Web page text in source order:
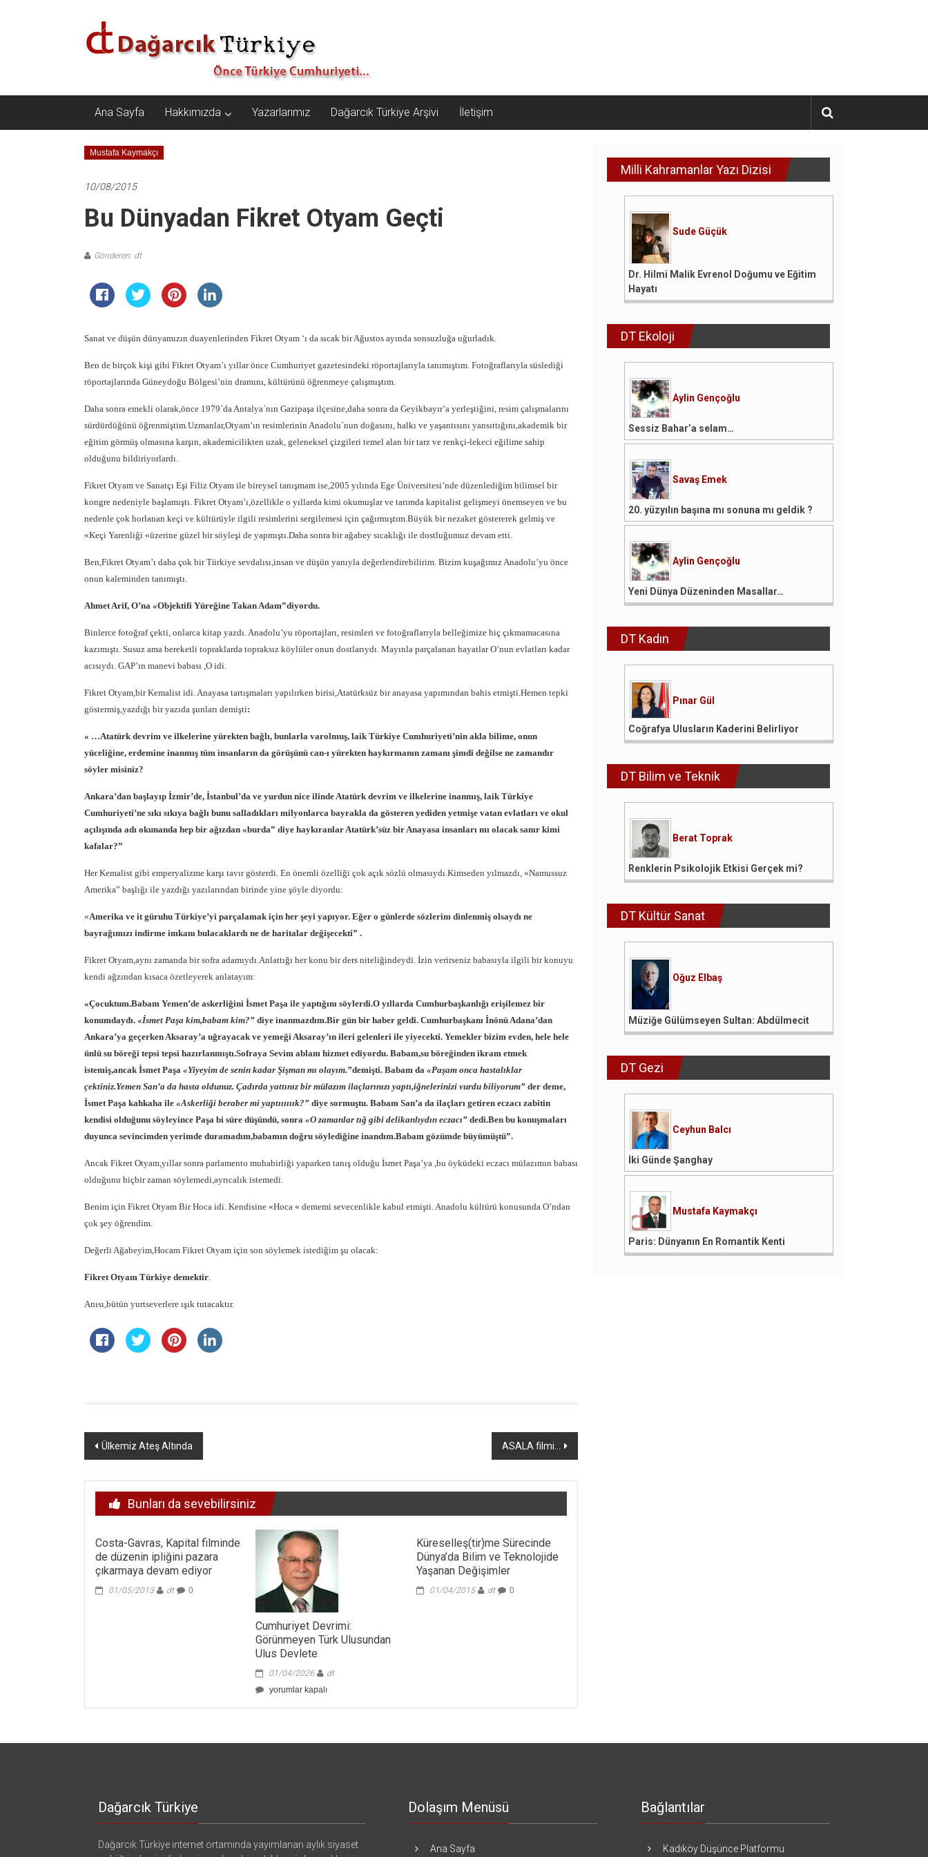
Dağarcık
Türkiye
Türkiye
Cumhuriyeti…
Ana Sayfa Hakkımızda Yazarlarımız Dağarcık Türkiye Arşivi İletişim
Mustafa Kaymakçı
10/08/2015
Bu Dünyadan Fikret Otyam Geçti
Gönderen: dt
Sanat ve düşün dünyamızın duayenlerinden Fikret Otyam ‘ı da sıcak bir Ağustos ayında sonsuzluğa uğurladık.
Ben de birçok kişi gibi Fikret Otyam’ı yıllar önce Cumhuriyet gazetesindeki röportajlarıyla tanımıştım. Fotoğraflarıyla süslediği
röportajlarında Güneydoğu Bölgesi’nin dramını, kültürünü öğrenmeye çalışmıştım.
Daha sonra emekli olarak,önce 1979´da Antalya´nın Gazipaşa ilçesine,daha sonra da Geyikbayır’a yerleştiğini, resim çalışmalarını
sürdürdüğünü öğrenmiştim.Uzmanlar,Otyam’ın resimlerinin Anadolu´nun doğasını, halkı ve yaşantısını yansıttığını,akademik bir
eğitim görmüş olmasına karşın, akademicilikten uzak, geleneksel çizgileri temel alan bir tarz ve renkçi-lekeci eğilime sahip
olduğunu bildiriyorlardı.
Fikret Otyam ve Sanatçı Eşi Filiz Otyam ile bireysel tanışmam ise,2005 yılında Ege Üniversitesi’nde düzenlediğim bilimsel bir
kongre nedeniyle başlamıştı. Fikret Otyam’ı,özellikle o yıllarda kimi okumuşlar ve tarımda kapitalist gelişmeyi önemseyen ve bu
nedenle çok horlanan keçi ve kültürüyle ilgili resimlerini sergilemesi için çağırmıştım.Büyük bir nezaket göstererek gelmiş ve
«Keçi Yarenliği «üzerine güzel bir söyleşi de yapmıştı.Daha sonra bir ağabey sıcaklığı ile dostluğumuz devam etti.
Ben,Fikret Otyam’ı daha çok bir Türkiye sevdalısı,insan ve düşün yanıyla değerlendirebilirim. Bizim kuşağımız Anadolu’yu önce
onun kaleminden tanımıştı.
Ahmet Arif, O’na «Objektifi Yüreğine Takan Adam”diyordu.
Binlerce fotoğraf çekti, onlarca kitap yazdı. Anadolu’yu röportajları, resimleri ve fotoğraflarıyla belleğimize hiç çıkmamacasına
kazımıştı. Susuz ama bereketli topraklarda topraksız köylüler onun dostlarıydı. Mayınla parçalanan hayatlar O’nun evlatları kadar
acısıydı. GAP’ın manevi babası ,O idi.
Fikret Otyam,bir Kemalist idi. Anayasa tartışmaları yapılırken birisi,Atatürksüz bir anayasa yapımından bahis etmişti.Hemen tepki
göstermiş,yazdığı bir yazıda şunları demişti:
« …Atatürk devrim ve ilkelerine yürekten bağlı, bunlarla varolmuş, laik Türkiye Cumhuriyeti’nin akla bilime, onun
yüceliğine, erdemine inanmış tüm insanların da görüşünü can-ı yürekten haykırmanın zamanı şimdi değilse ne zamandır
söyler misiniz?
Ankara’dan başlayıp İzmir’de, İstanbul’da ve yurdun nice ilinde Atatürk devrim ve ilkelerine inanmış, laik Türkiye
Cumhuriyeti’ne sıkı sıkıya bağlı bunu salladıkları milyonlarca bayrakla da gösteren yediden yetmişe vatan evlatları ve okul
açılışında adı okunanda hep bir ağızdan «burda” diye haykıranlar Atatürk’süz bir Anayasa insanları mı olacak sanır kimi
kafalar?”
Her Kemalist gibi emperyalizme karşı tavır gösterdi. En önemli özelliği çok açık sözlü olmasıydı.Kimseden yılmazdı, «Namussuz
Amerika” başlığı ile yazdığı yazılarından birinde yine şöyle diyordu:
«Amerika ve it güruhu Türkiye’yi parçalamak için her şeyi yapıyor. Eğer o günlerde sözlerim dinlenmiş olsaydı ne
bayrağımızı indirme imkanı bulacaklardı ne de haritalar değişecekti” .
Fikret Otyam,aynı zamanda bir sofra adamıydı.Anlattığı her konu bir ders niteliğindeydi. İzin verirseniz babasıyla ilgili bir konuyu
kendi ağzından kısaca özetleyerek anlatayım:
«Çocuktum.Babam Yemen’de askerliğini İsmet Paşa ile yaptığını söylerdi.O yıllarda Cumhurbaşkanlığı erişilemez bir
konumdaydı. «İsmet Paşa kim,babam kim?” diye inanmazdım.Bir gün bir haber geldi. Cumhurbaşkanı İnönü Adana’dan
Ankara’ya geçerken Aksaray’a uğrayacak ve yemeği Aksaray’ın ileri gelenleri ile yiyecekti. Yemekler bizim evden, hele hele
ünlü su böreği tepsi tepsi hazırlanmıştı.Sofraya Sevim ablam hizmet ediyordu. Babam,su böreğinden ikram etmek
istemiş,ancak İsmet Paşa «Yiyeyim de senin kadar Şişman mı olayım.”demişti. Babam da «Paşam onca hastalıklar
çektiniz.Yemen San’a da hasta oldunuz. Çadırda yattınız bir mülazım ilaçlarınızı yaptı,iğnelerinizi vurdu biliyorum” der deme,
İsmet Paşa kahkaha ile «Askerliği beraber mi yaptıııııık?” diye sormuştu. Babam San’a da ilaçları getiren eczacı zabitin
kendisi olduğunu söyleyince Paşa bi süre düşündü, sonra «O zamanlar tığ gibi delikanlıydın eczacı” dedi.Ben bu konuşmaları
duyunca sevincimden yerimde duramadım,babamın doğru söylediğine inandım.Babam gözümde büyümüştü”.
Ancak Fikret Otyam,yıllar sonra parlamento muhabirliği yaparken tanış olduğu İsmet Paşa’ya ,bu öyküdeki eczacı mülazımın babası
olduğunu hiçbir zaman söylemedi,ayrıcalık istemedi.
Benim için Fikret Otyam Bir Hoca idi. Kendisine «Hoca « dememi sevecenlikle kabul etmişti. Anadolu kültürü konusunda O’ndan
çok şey öğrendim.
Değerli Ağabeyim,Hocam Fikret Otyam için son söylemek istediğim şu olacak:
Fikret Otyam Türkiye demektir.
Anısı,bütün yurtseverlere ışık tutacaktır.
Yazı
Ülkemiz Ateş Altında ASALA filmi…
Bunları da sevebilirsiniz
Costa-Gavras, Kapital filminde
de düzenin ipliğini pazara
çıkarmaya devam ediyor
01/05/2013 dt 0
Cumhuriyet Devrimi:
Görünmeyen Türk Ulusundan
Ulus Devlete
01/04/2026
dt
Cumhuriyet
yorumlar kapalı
Küreselleş(tir)me Sürecinde
Dünya’da Bilim ve Teknolojide
Yaşanan Değişimler
01/04/2015 dt 0
Milli Kahramanlar Yazı Dizisi
Sude Güçük
Dr. Hilmi Malik Evrenol Doğumu ve Eğitim
Hayatı
DT Ekoloji
Aylin Gençoğlu
Sessiz Bahar’a selam…
Savaş Emek
20. yüzyılın başına mı sonuna mı geldik ?
Aylin Gençoğlu
Yeni Dünya Düzeninden Masallar…
DT Kadın
Pınar Gül
Coğrafya Ulusların Kaderini Belirliyor
DT Bilim ve Teknik
Berat Toprak
Renklerin Psikolojik Etkisi Gerçek mi?
DT Kültür Sanat
Oğuz Elbaş
Müziğe Gülümseyen Sultan: Abdülmecit
DT Gezi
Ceyhun Balcı
İki Günde Şanghay
Mustafa Kaymakçı
Paris: Dünyanın En Romantik Kenti
Dağarcık Türkiye
Dağarcık Türkiye internet ortamında yayımlanan aylık siyaset
Dolaşım Menüsü
Ana Sayfa
Bağlantılar
Kadıköy Düşünce Platformu